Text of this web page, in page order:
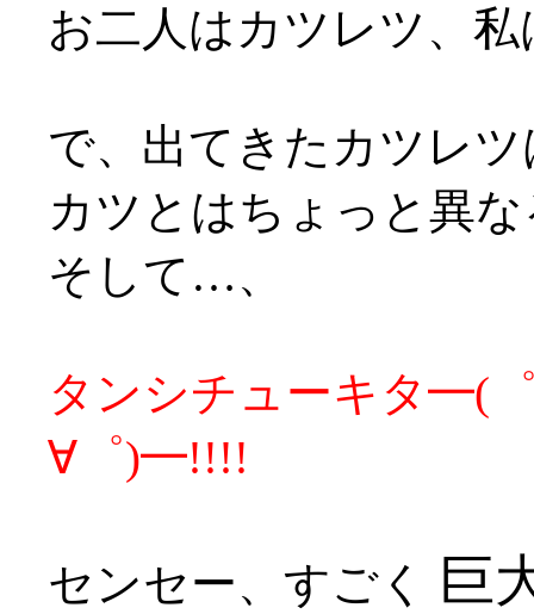
お二人はカツレツ、
で、出てきたカツレ
カツとはちょっと異
そして…、
タンシチューキタ━(
∀゜)━!!!!
センセー、すごく 巨